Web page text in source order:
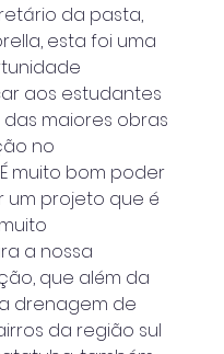
da pasta,
esta foi uma
aos estudantes
maiores obras
no
muito bom poder
um projeto que é
a nossa
que além da
drenagem de
da região sul